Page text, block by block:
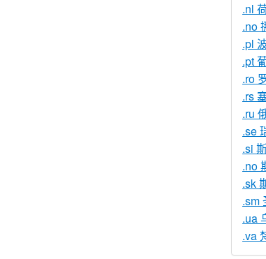
.nl
.no
.pl
.pt
.ro
.rs
.ru
.se
.si
.no
.sk
.sm
.ua
.va